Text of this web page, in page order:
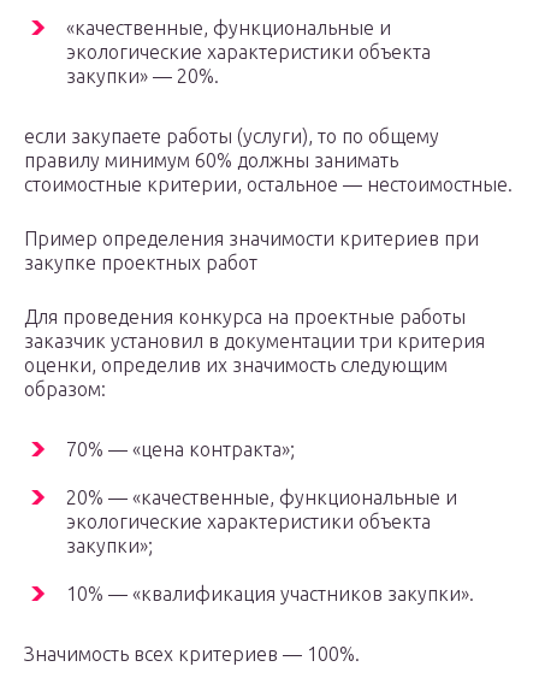
«качественные, функциональные и
экологические характеристики объекта
закупки» — 20%.
если закупаете работы (услуги), то по общему
правилу минимум 60% должны занимать
стоимостные критерии, остальное — нестоимостные.
Пример определения значимости критериев при
закупке проектных работ
Для проведения конкурса на проектные работы
заказчик установил в документации три критерия
оценки, определив их значимость следующим
образом:
70% — «цена контракта»;
20% — «качественные, функциональные и
экологические характеристики объекта
закупки»;
10% — «квалификация участников закупки».
Значимость всех критериев — 100%.